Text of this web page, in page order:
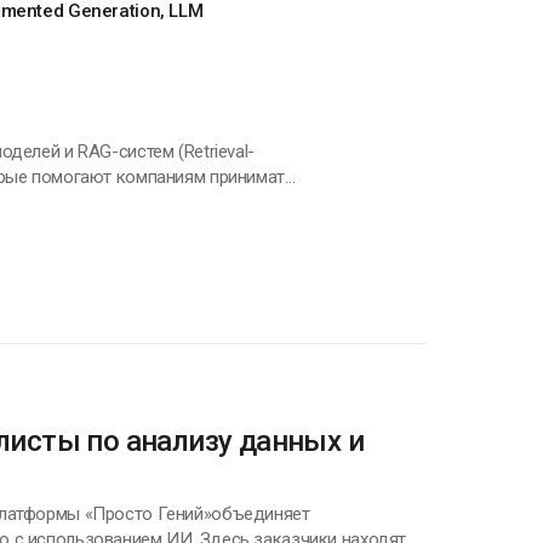
Generation, LLM
и RAG-систем (Retrieval-
аналитики и бизнес-процессов •
по анализу данных и
«Просто Гений»объединяет